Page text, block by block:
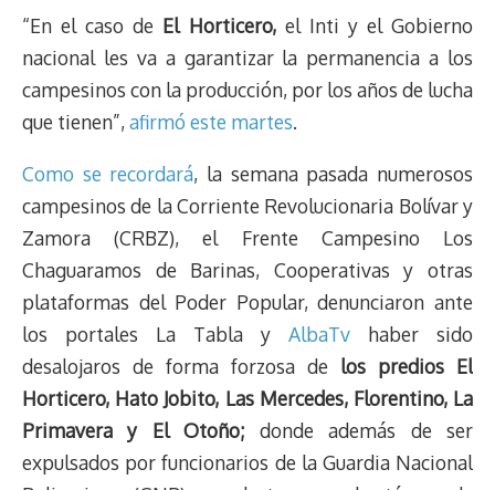
“En el caso de El Horticero,el Inti y el Gobierno
nacional les va a garantizar la permanencia a los
campesinos con la producción, por los años de lucha
que tienen”,afirmó este martes.
Como se recordará, la semana pasada numerosos
campesinos de la Corriente Revolucionaria Bolívar y
Zamora (CRBZ), el Frente Campesino Los
Chaguaramos de Barinas, Cooperativas y otras
plataformas del Poder Popular, denunciaron ante
los portales La Tabla y AlbaTv haber sido
desalojaros de forma forzosa de los predios El
Horticero, Hato Jobito, Las Mercedes, Florentino, La
Primavera y El Otoño; donde además de ser
expulsados por funcionarios de la Guardia Nacional